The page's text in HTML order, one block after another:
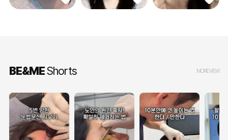
BE&MEShorts MORE VIEW